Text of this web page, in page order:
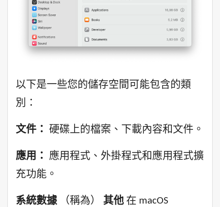
以下是一些您的儲存空間可能包含的類
別：
文件： 硬碟上的檔案、下載內容和文件。
應用：
應用程式、外掛程式和應用程式擴
充功能。
系統數據 （稱為） 其他 在 macOS